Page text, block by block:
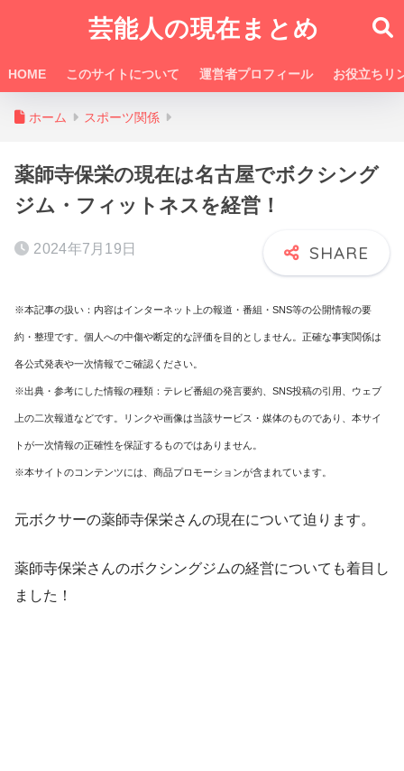
芸能人の現在まとめ
HOME このサイトについて 運営者プロフィール お役立ちリ
ホーム スポーツ関係
薬師寺保栄の現在は名古屋でボクシング
ジム・フィットネスを経営！
2024年7月19日
※本記事の扱い：内容はインターネット上の報道・番組・SNS等の公開情報の要
約・整理です。個人への中傷や断定的な評価を目的としません。正確な事実関係は
各公式発表や一次情報でご確認ください。
※出典・参考にした情報の種類：テレビ番組の発言要約、SNS投稿の引用、ウェブ
上の二次報道などです。リンクや画像は当該サービス・媒体のものであり、本サイ
トが一次情報の正確性を保証するものではありません。
※本サイトのコンテンツには、商品プロモーションが含まれています。
元ボクサーの薬師寺保栄さんの現在について迫ります。
薬師寺保栄さんのボクシングジムの経営についても着目し
ました！